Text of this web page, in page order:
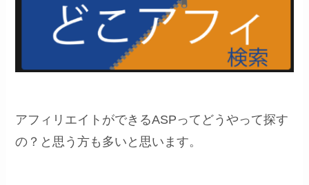
アフィリエイトができるASPってどうやって探す
の？と思う方も多いと思います。